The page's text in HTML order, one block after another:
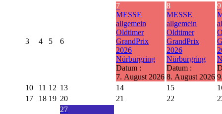
3 4 5 6
7
MESSE
allgemein
Oldtimer
GrandPrix
2026
Nürburgring
Datum :
7. August 2026
8
MESSE
allgemein
Oldtimer
GrandPrix
2026
Nürburgring
Datum :
8. August 2026
9
10
11 12 13 14 15
17
18 19 20 21 22
27